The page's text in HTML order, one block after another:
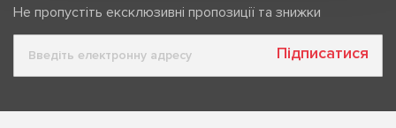
Не пропустіть ексклюзивні пропозиції та знижки
Підписатися